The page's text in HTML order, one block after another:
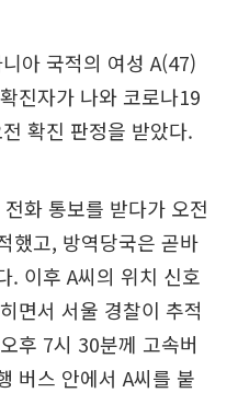
아 국적의 여성 A(47)
진자가 나와 코로나19
확진 판정을 받았다.
화 통보를 받다가 오전
했고, 방역당국은 곧바
. 이후 A씨의 위치 신호
면서 서울 경찰이 추적
후 7시 30분께 고속버
버스 안에서 A씨를 붙